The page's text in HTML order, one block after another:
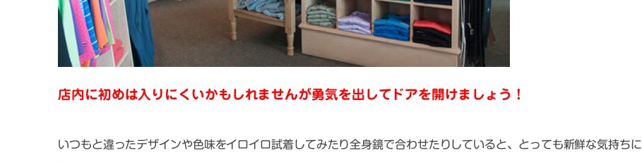
店内に初めは入りにくいかもしれませんが勇気を出してドアを開けましょう！
いつもと違ったデザインや色味をイロイロ試着してみたり全身鏡で合わせたりしていると、とっても新鮮な気持ちに